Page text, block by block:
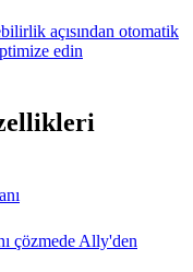
açısından otomatik
edin
çözmede Ally'den